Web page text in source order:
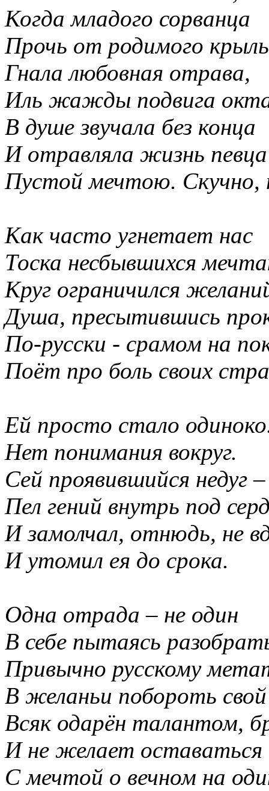
Когда младого сорванца
Прочь от родимого
Гнала любовная отрава,
Иль жажды подвига
В душе звучала без конца
И отравляла жизнь певца
Пустой мечтою. Скучно,
Как часто угнетает нас
Тоска несбывшихся
Круг ограничился
Душа, пресытившись
По-русски - срамом на
Поёт про боль своих
Ей просто стало
Нет понимания вокруг.
Сей проявившийся недуг –
Пел гений внутрь под
И замолчал, отнюдь, не
И утомил ея до срока.
Одна отрада – не один
В себе пытаясь
Привычно русскому
В желаньи побороть
Всяк одарён талантом,
И не желает оставаться
С мечтой о вечном на